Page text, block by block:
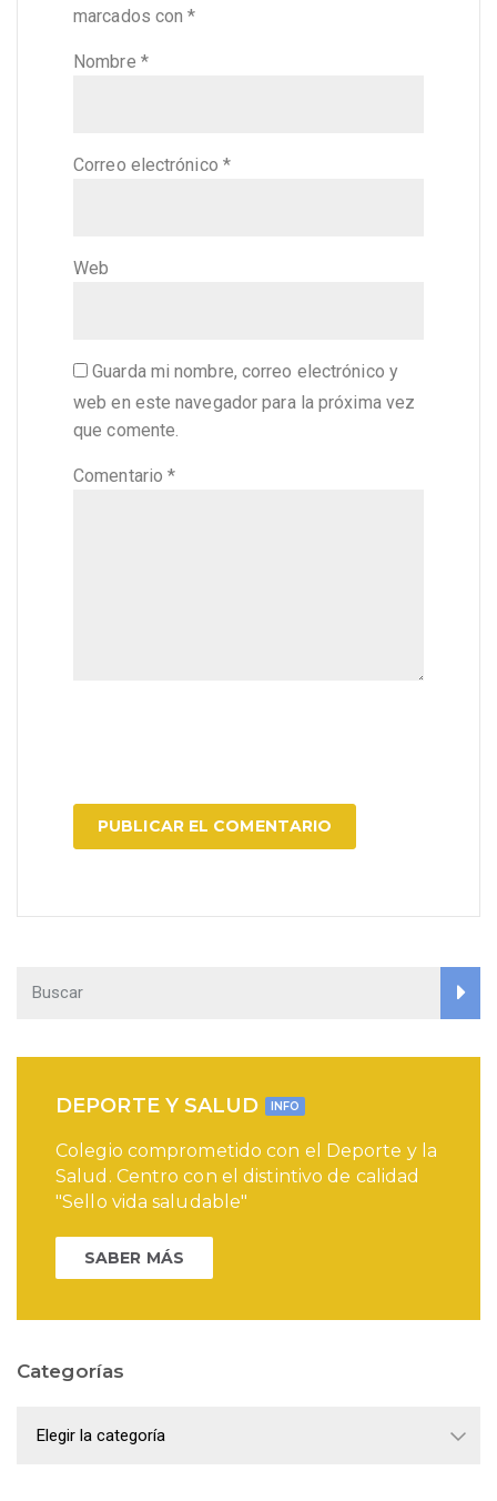
marcados con*
Nombre *
Correo electrónico *
Web
Guarda mi nombre, correo electrónico y
web en este navegador para la próxima vez
que comente.
Comentario*
DEPORTE Y SALUD INFO
Colegio comprometido con el Deporte y la
Salud. Centro con el distintivo de calidad
"Sello vida saludable"
SABER MÁS
Categorías